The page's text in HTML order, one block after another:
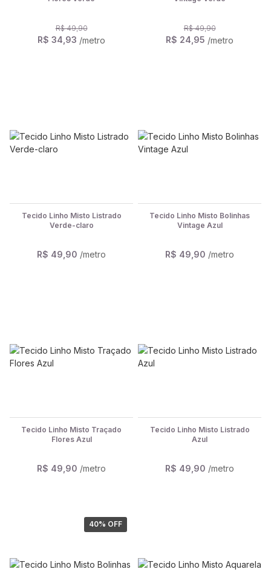
R$ 49,90
R$ 34,93 /metro
R$ 49,90
R$ 24,95 /metro
Tecido Linho Misto Listrado
Verde-claro
R$ 49,90 /metro
Tecido Linho Misto Bolinhas
Vintage Azul
R$ 49,90 /metro
Tecido Linho Misto Traçado
Flores Azul
R$ 49,90 /metro
Tecido Linho Misto Listrado
Azul
R$ 49,90 /metro
40% OFF